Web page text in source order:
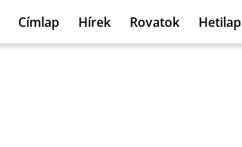
Címlap Hírek Rovatok Hetilap